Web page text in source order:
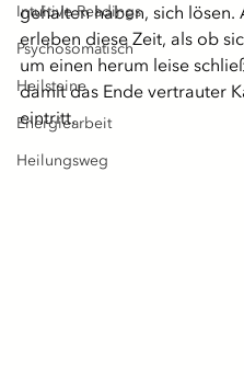
Intuitive Readings
Psychosomatisch
Heilsteine
Energiearbeit
Heilungsweg
gehalten haben, sich lösen.
erleben diese Zeit, als ob
um einen herum leise
damit das Ende vertrauter
eintritt.